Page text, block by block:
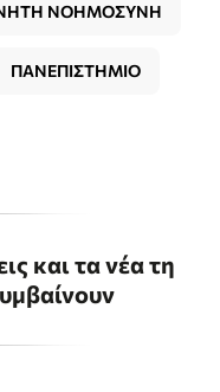
ΝΟΗΜΟΣΥΝΗ
ΠΑΝΕΠΙΣΤΗΜΙΟ
και τα νέα τη